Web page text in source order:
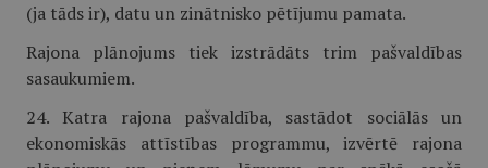
(ja tāds ir), datu un zinātnisko pētījumu pamata.
Rajona plānojums tiek izstrādāts trim pašvaldības
sasaukumiem.
24. Katra rajona pašvaldība, sastādot sociālās un
ekonomiskās attīstības programmu, izvērtē rajona